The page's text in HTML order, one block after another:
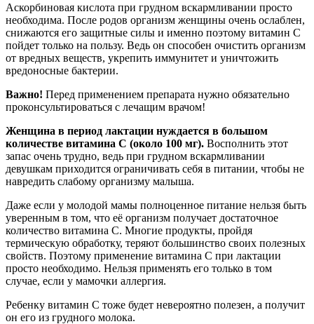
Аскорбиновая кислота при грудном вскармливании просто
необходима. После родов организм женщины очень ослаблен,
снижаются его защитные силы и именно поэтому витамин С
пойдет только на пользу. Ведь он способен очистить организм
от вредных веществ, укрепить иммунитет и уничтожить
вредоносные бактерии.
Важно! Перед применением препарата нужно обязательно
проконсультироваться с лечащим врачом!
Женщина в период лактации нуждается в большом
количестве витамина С (около 100 мг). Восполнить этот
запас очень трудно, ведь при грудном вскармливании
девушкам приходится ограничивать себя в питании, чтобы не
навредить слабому организму малыша.
Даже если у молодой мамы полноценное питание нельзя быть
уверенным в том, что её организм получает достаточное
количество витамина С. Многие продукты, пройдя
термическую обработку, теряют большинство своих полезных
свойств. Поэтому применение витамина С при лактации
просто необходимо. Нельзя применять его только в том
случае, если у мамочки аллергия.
Ребенку витамин С тоже будет невероятно полезен, а получит
он его из грудного молока.